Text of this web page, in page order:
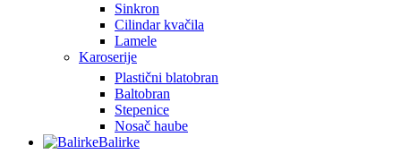
Sinkron
Cilindar kvačila
Lamele
Karoserije
Plastični blatobran
Baltobran
Stepenice
Nosač haube
Balirke